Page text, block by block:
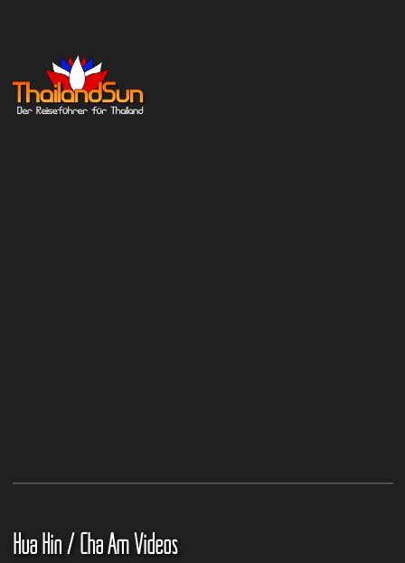
Hua Hin / Cha Am Videos